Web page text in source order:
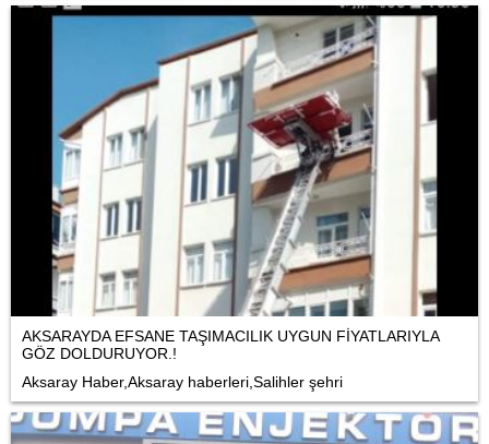
AKSARAYDA EFSANE TAŞIMACILIK UYGUN FİYATLARIYLA
GÖZ DOLDURUYOR.!
Aksaray Haber,Aksaray haberleri,Salihler şehri